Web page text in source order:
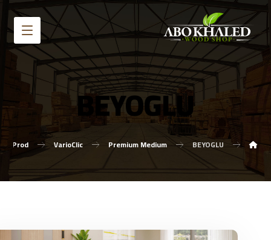
BEYOGLU
Prod VarioClic Premium Medium BEYOGLU